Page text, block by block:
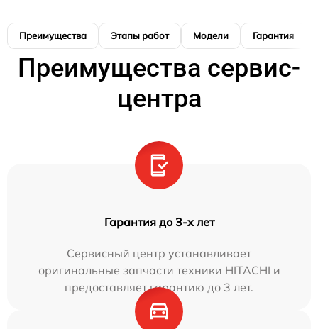
Преимущества Этапы работ Модели Гарантия
Преимущества сервис-
центра
Гарантия до 3-х лет
Сервисный центр устанавливает
оригинальные запчасти техники HITACHI и
предоставляет гарантию до 3 лет.